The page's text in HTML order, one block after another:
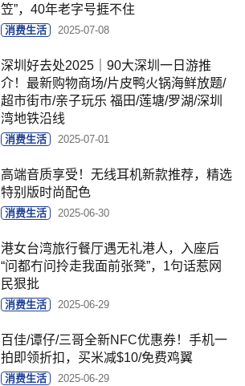
笠”，40年老字号捱不住
消费生活 2025-07-08
深圳好去处2025｜90大深圳一日游推
介！最新购物商场/片皮鸭火锅海鲜放题/
超市街市/亲子玩乐 福田/莲塘/罗湖/深圳
湾地铁沿线
消费生活 2025-07-01
高端音质享受！无线耳机新款推荐，精选
特别版时尚配色
消费生活 2025-06-30
港女台湾旅行餐厅遇无礼港人，入座后
“问都冇问拎走我面前张凳”，1句话惹网
民狠批
消费生活 2025-06-29
百佳/谭仔/三哥全新NFC优惠券！手机一
拍即领折扣，买米减$10/免费鸡翼
消费生活 2025-06-29